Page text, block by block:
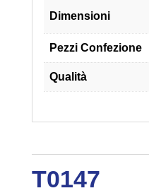
Dimensioni
Pezzi Confezione
Qualità
T0147